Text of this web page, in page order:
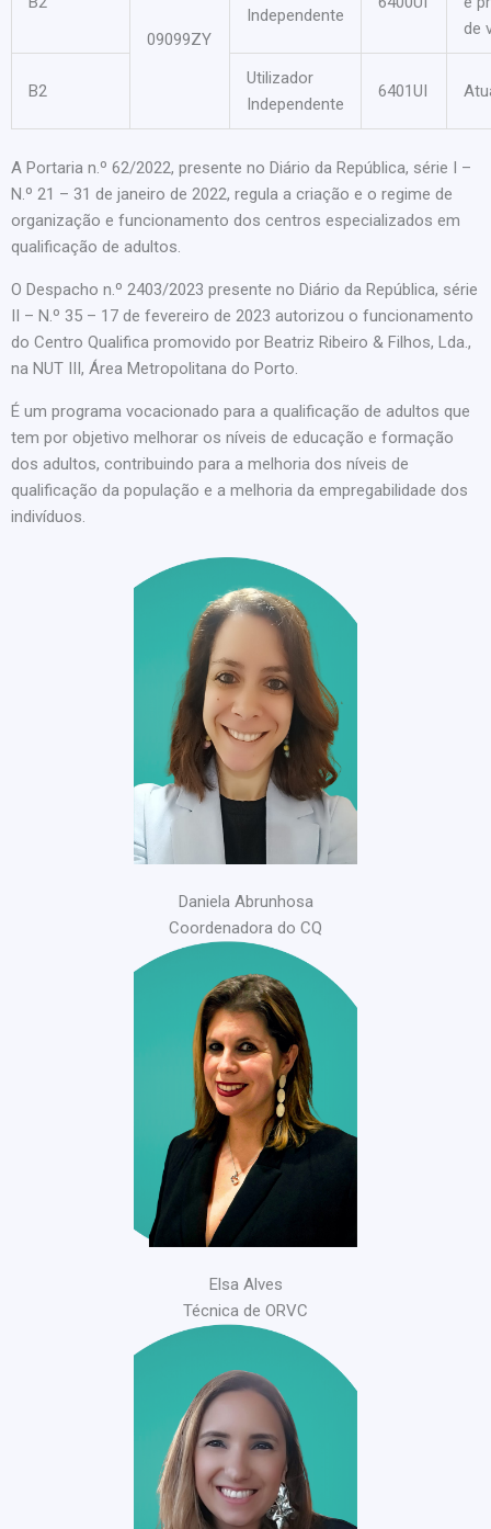
09099ZY
Independente
de
B2
Utilizador
Independente
6401UI
A Portaria n.º 62/2022, presente no Diário da República, série I –
N.º 21 – 31 de janeiro de 2022, regula a criação e o regime de
organização e funcionamento dos centros especializados em
qualificação de adultos.
O Despacho n.º 2403/2023 presente no Diário da República, série
II – N.º 35 – 17 de fevereiro de 2023 autorizou o funcionamento
do Centro Qualifica promovido por Beatriz Ribeiro & Filhos, Lda.,
na NUT III, Área Metropolitana do Porto.
É um programa vocacionado para a qualificação de adultos que
tem por objetivo melhorar os níveis de educação e formação
dos adultos, contribuindo para a melhoria dos níveis de
qualificação da população e a melhoria da empregabilidade dos
indivíduos.
Daniela Abrunhosa
Coordenadora do CQ
Elsa Alves
Técnica de ORVC